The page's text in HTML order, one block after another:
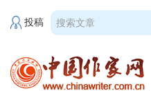
投稿